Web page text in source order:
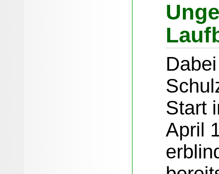
Start
April